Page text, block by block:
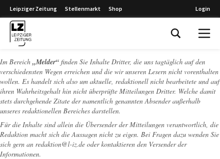
Leipziger Zeitung Stellenmarkt Shop Login
Im Bereich „Melder“ finden Sie Inhalte Dritter, die uns tagtäglich auf den
verschiedensten Wegen erreichen und die wir unseren Lesern nicht vorenthalten
wollen. Es handelt sich also um aktuelle, redaktionell nicht bearbeitete und auf
ihren Wahrheitsgehalt hin nicht überprüfte Mitteilungen Dritter. Welche damit
stets durchgehende Zitate der namentlich genannten Absender außerhalb
unseres redaktionellen Bereiches darstellen.
Für die Inhalte sind allein die Übersender der Mitteilungen verantwortlich, die
Redaktion macht sich die Aussagen nicht zu eigen. Bei Fragen dazu wenden Sie
sich gern an redaktion@l-iz.de oder kontaktieren den Versender der
Informationen.